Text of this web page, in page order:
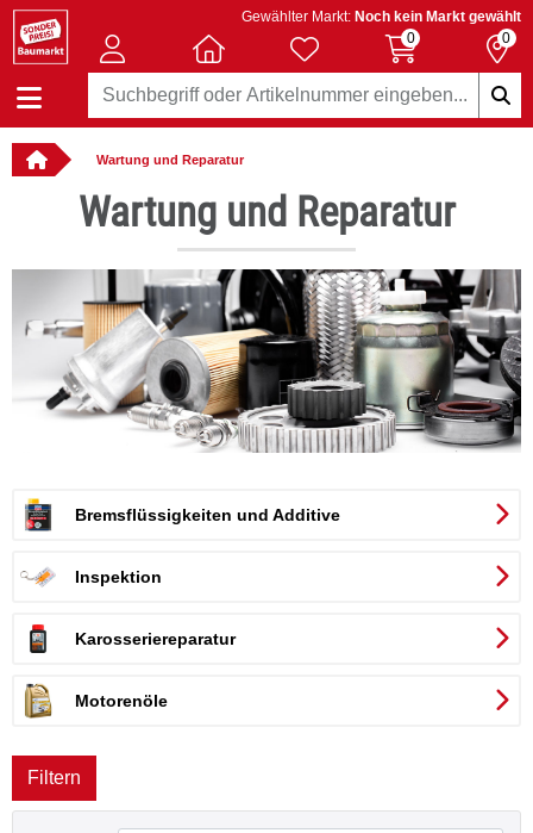
Gewählter Markt: Noch kein Markt gewählt
0
0
Wartung und Reparatur
online bestellbar
Wartung und Reparatur
Bremsflüssigkeiten und Additive
Inspektion
Karosseriereparatur
Motorenöle
Filtern